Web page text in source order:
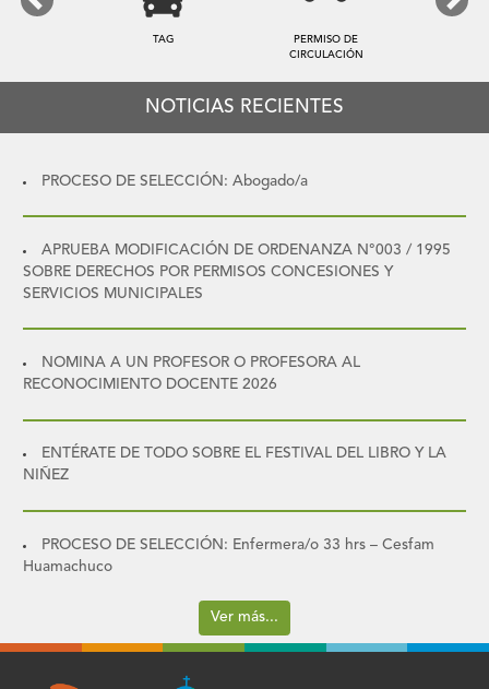
TAG
PERMISO DE
CIRCULACIÓN
Previous Next
NOTICIAS RECIENTES
PROCESO DE SELECCIÓN: Abogado/a
APRUEBA MODIFICACIÓN DE ORDENANZA N°003 / 1995
SOBRE DERECHOS POR PERMISOS CONCESIONES Y
SERVICIOS MUNICIPALES
NOMINA A UN PROFESOR O PROFESORA AL
RECONOCIMIENTO DOCENTE 2026
ENTÉRATE DE TODO SOBRE EL FESTIVAL DEL LIBRO Y LA
NIÑEZ
PROCESO DE SELECCIÓN: Enfermera/o 33 hrs – Cesfam
Huamachuco
Ver más...